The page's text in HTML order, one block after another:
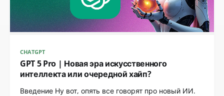
CHATGPT
GPT 5 Pro | Новая эра искусственного
интеллекта или очередной хайп?
Введение Ну вот, опять все говорят про новый ИИ.